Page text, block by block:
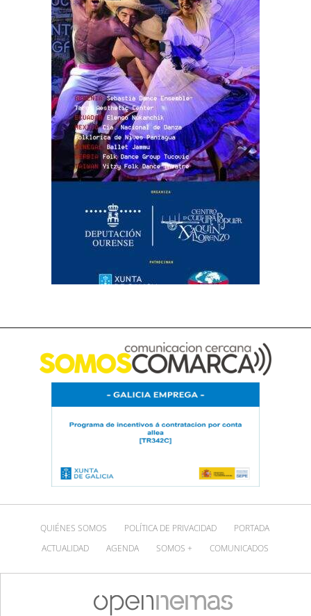
QUIÉNES SOMOS POLÍTICA DE PRIVACIDAD
PORTADA
ACTUALIDAD
AGENDA SOMOS + COMUNICADOS